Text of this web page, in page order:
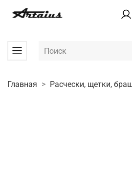
Главная Расчески, щетки,